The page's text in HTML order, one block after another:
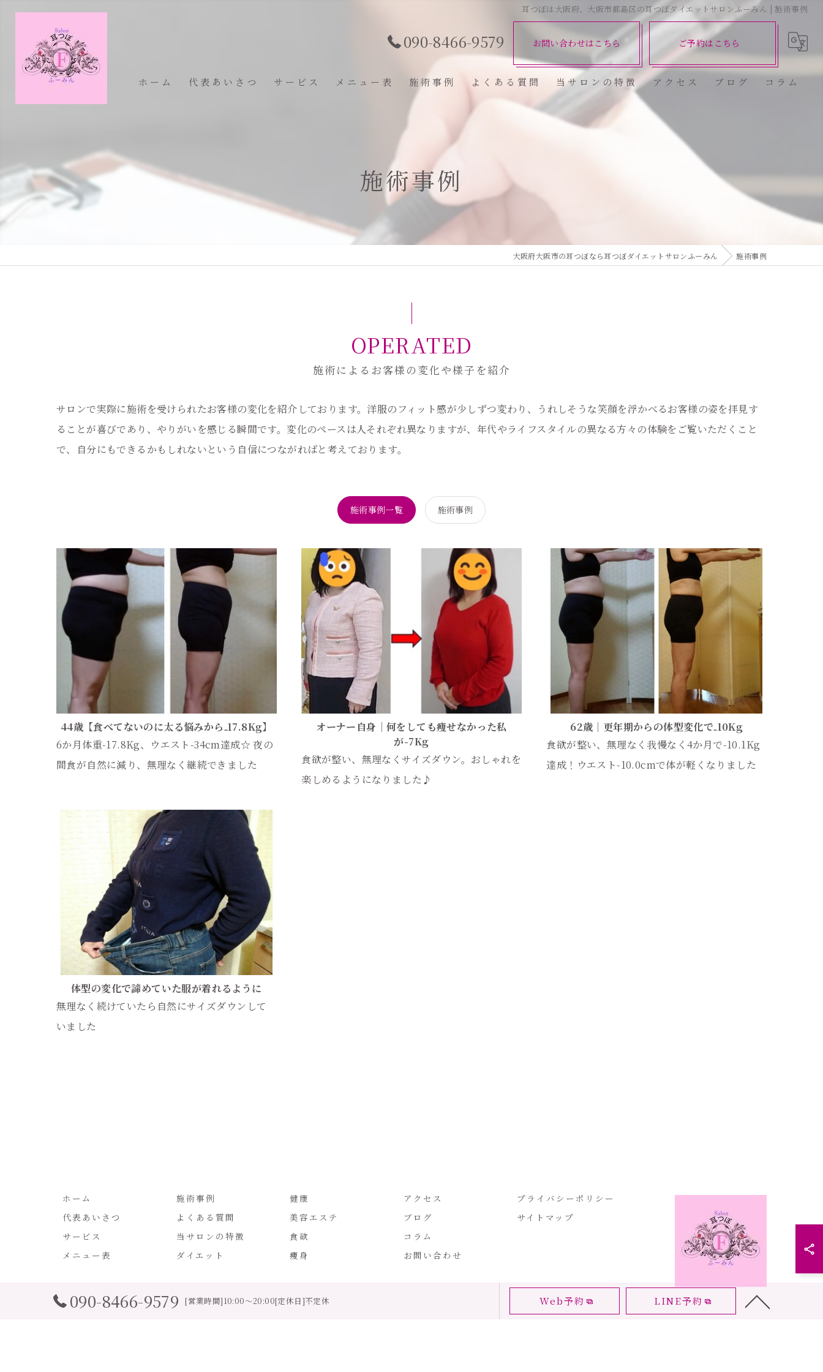
耳つぼは大阪府、大阪市都島区の耳つぼダイエットサロンふーみん | 施術事例
090-8466-9579 お問い合わせはこちら ご予約はこちら
ホーム 代表あいさつ サービス メニュー表 施術事例 よくある質問 当サロンの特徴
ダイエット
痩身
アクセス ブログ コラム
施術事例
大阪府大阪市の耳つぼなら耳つぼダイエットサロンふーみん 施術事例
OPERATED
施術によるお客様の変化や様子を紹介
サロンで実際に施術を受けられたお客様の変化を紹介しております。洋服のフィット感が少しずつ変わり、うれしそうな笑顔を浮かべるお客様の姿を拝見す
ることが喜びであり、やりがいを感じる瞬間です。変化のペースは人それぞれ異なりますが、年代やライフスタイルの異なる方々の体験をご覧いただくこと
で、自分にもできるかもしれないという自信につながればと考えております。
施術事例一覧 施術事例
44歳【食べてないのに太る悩みから₋17.8Kg】
6か月体重-17.8Kg、ウエスト-34cm達成☆ 夜の
間食が自然に減り、無理なく継続できました
オーナー自身｜何をしても痩せなかった私
が-7Kg
食欲が整い、無理なくサイズダウン。おしゃれを
楽しめるようになりました♪
62歳｜更年期からの体型変化で₋10Kg
食欲が整い、無理なく我慢なく4か月で-10.1Kg
達成！ウエスト-10.0cmで体が軽くなりました
体型の変化で諦めていた服が着れるように
無理なく続けていたら自然にサイズダウンして
いました
090-8466-9579 [営業時間]10:00～20:00[定休日]不定休 Web予約 LINE予約
ホーム
代表あいさつ
サービス
メニュー表
施術事例
よくある質問
当サロンの特徴
ダイエット
健康
美容エステ
食欲
痩身
アクセス
ブログ
コラム
お問い合わせ
プライバシーポリシー
サイトマップ
© 2026 大阪府大阪市の耳つぼなら耳つぼダイエットサロンふーみん ALL RIGHTS RESERVED.